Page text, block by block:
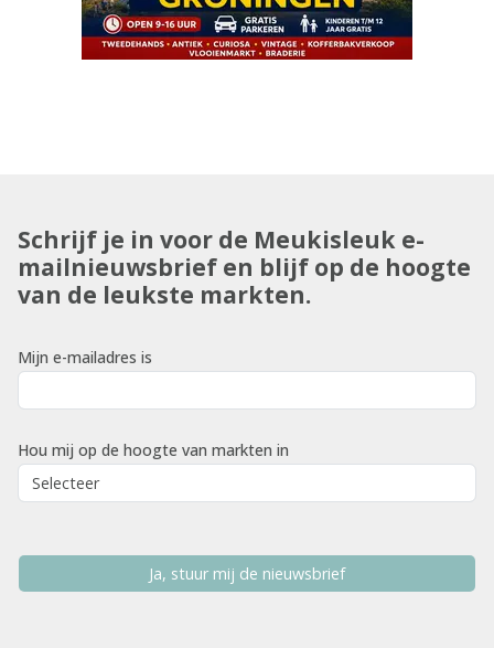
Schrijf je in voor de Meukisleuk e-
mailnieuwsbrief en blijf op de hoogte
van de leukste markten.
Mijn e-mailadres is
Hou mij op de hoogte van markten in
Ja, stuur mij de nieuwsbrief